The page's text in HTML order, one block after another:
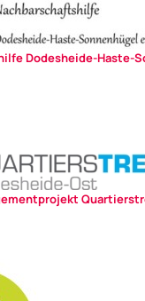
Dodesheide-Haste-